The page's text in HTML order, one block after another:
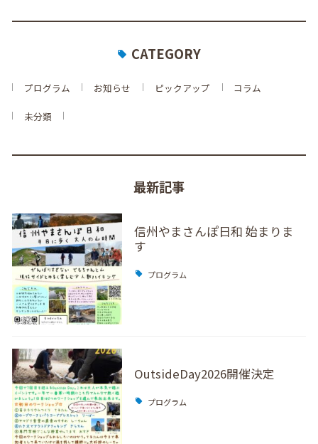
CATEGORY
プログラム お知らせ ピックアップ コラム
未分類
最新記事
信州やまさんぽ日和 始まりま
す
プログラム
OutsideDay2026開催決定
プログラム